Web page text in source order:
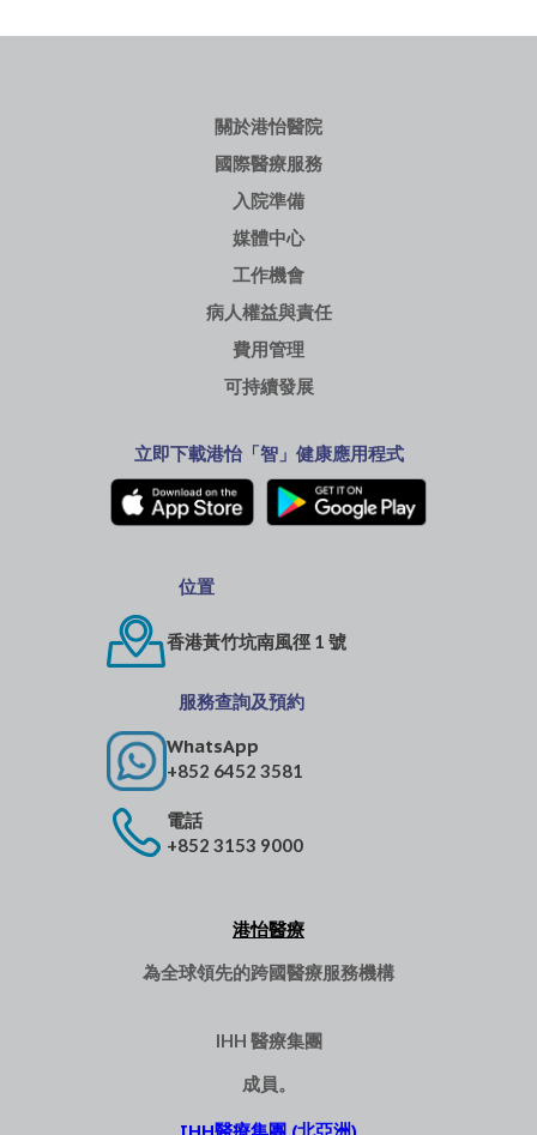
關於港怡醫院
國際醫療服務
入院準備
媒體中心
工作機會
病人權益與責任
費用管理
可持續發展
立即下載港怡「智」健康應用程式
位置
香港黃竹坑南風徑 1 號
服務查詢及預約
WhatsApp
+852 6452 3581
電話
+852 3153 9000
港怡醫療
為全球領先的跨國醫療服務機構
IHH 醫療集團
成員。